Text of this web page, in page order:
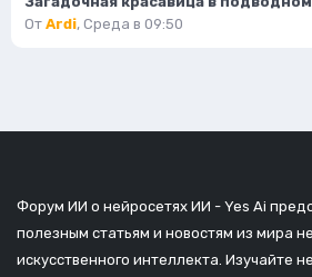
От Ardi, Среда в 09:50
Форум ИИ о нейросетях ИИ - Yes Ai
полезным статьям и новостям из мира
искусственного интеллекта. Изучайте